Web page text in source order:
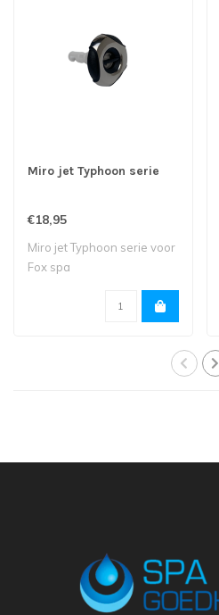
Miro jet Typhoon serie
€18,95
Miro jet Typhoon serie voor
Fox spa